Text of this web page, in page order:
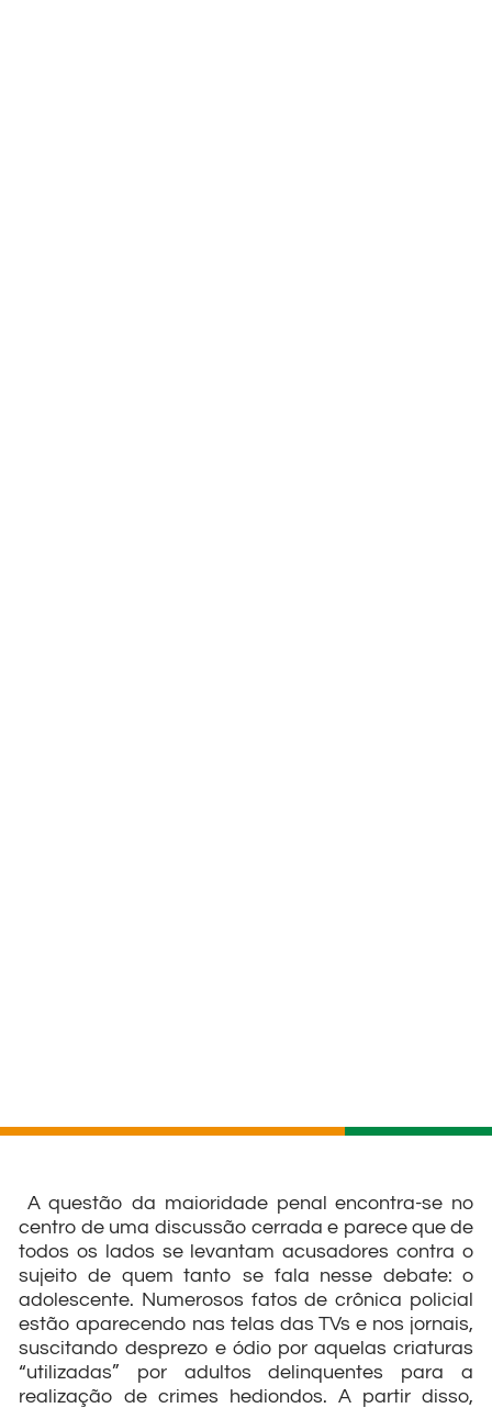
A questão da maioridade penal encontra-se no
centro de uma discussão cerrada e parece que de
todos os lados se levantam acusadores contra o
sujeito de quem tanto se fala nesse debate: o
adolescente. Numerosos fatos de crônica policial
estão aparecendo nas telas das TVs e nos jornais,
suscitando desprezo e ódio por aquelas criaturas
“utilizadas” por adultos delinquentes para a
realização de crimes hediondos. A partir disso,